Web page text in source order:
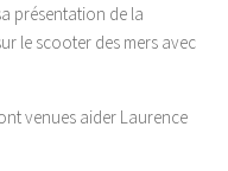
présentation de la
le scooter des mers avec
venues aider Laurence